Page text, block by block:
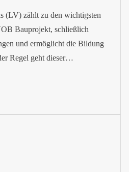
(LV) zählt zu den wichtigsten
Bauprojekt, schließlich
und ermöglicht die Bildung
Regel geht dieser